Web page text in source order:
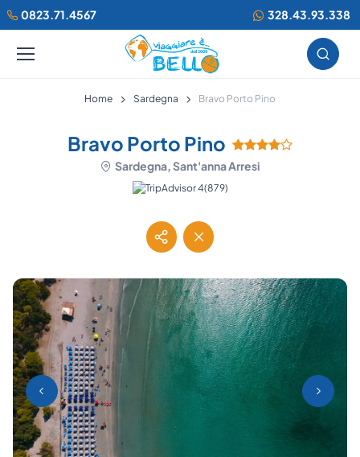
0823.71.4567 328.43.93.338
Home Sardegna Bravo Porto Pino
Bravo Porto Pino
Sardegna, Sant'anna Arresi
(879)